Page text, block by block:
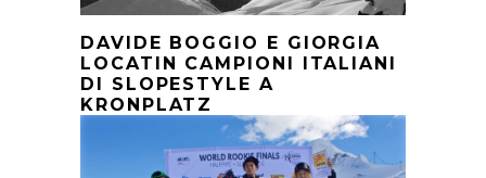
DAVIDE BOGGIO E GIORGIA
LOCATIN CAMPIONI ITALIANI
DI SLOPESTYLE A
KRONPLATZ